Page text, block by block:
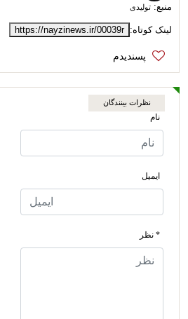
منبع: تولیدی
لینک کوتاه: https://nayzinews.ir/00039r
نظرات بینندگان
نام
ایمیل
* نظر